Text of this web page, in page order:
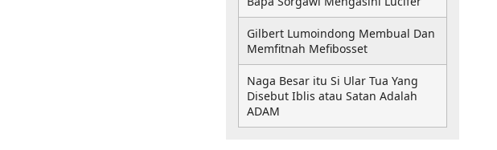
Gilbert Lumoindong Membual Dan
Memfitnah Mefibosset
Naga Besar itu Si Ular Tua Yang
Disebut Iblis atau Satan Adalah
ADAM